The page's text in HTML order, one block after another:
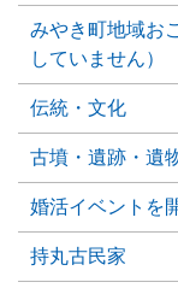
みやき町地域お
していません）
伝統・文化
古墳・遺跡・遺
婚活イベントを
持丸古民家